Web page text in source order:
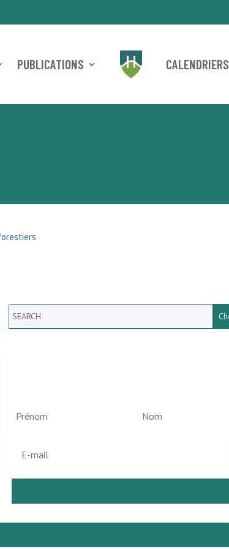
PUBLICATIONS CALENDRIERS
Search